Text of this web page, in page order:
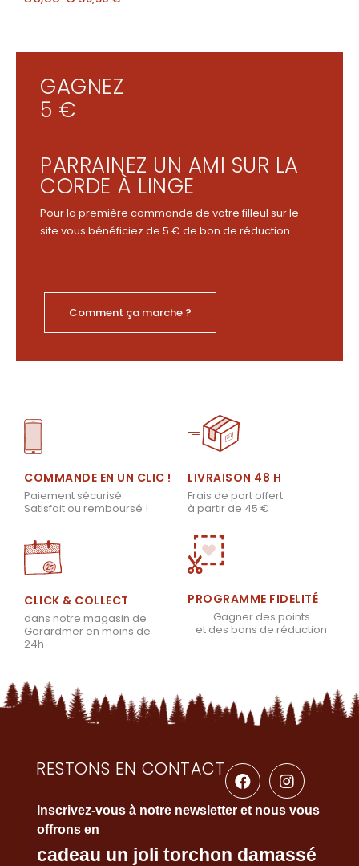
GAGNEZ
5 €
PARRAINEZ UN AMI SUR LA
CORDE À LINGE
Pour la première commande de votre filleul sur le
site vous bénéficiez de 5 € de bon de réduction
Comment ça marche ?
COMMANDE EN UN CLIC !
Paiement sécurisé
Satisfait ou remboursé !
LIVRAISON 48 H
Frais de port offert
à partir de 45 €
CLICK & COLLECT
dans notre magasin de
Gerardmer en moins de
24h
PROGRAMME FIDELITÉ
Gagner des points
et des bons de réduction
RESTONS EN CONTACT
Inscrivez-vous à notre newsletter et nous vous
offrons en
cadeau un joli torchon damassé